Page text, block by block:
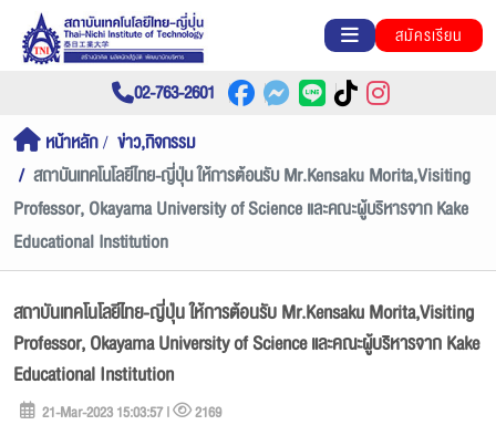
สมัครเรียน
02-763-2601
หน้าหลัก
ข่าว,กิจกรรม
สถาบันเทคโนโลยีไทย-ญี่ปุ่น ให้การต้อนรับ Mr.Kensaku Morita,Visiting
Professor, Okayama University of Science และคณะผู้บริหารจาก Kake
Educational Institution
สถาบันเทคโนโลยีไทย-ญี่ปุ่น ให้การต้อนรับ Mr.Kensaku Morita,Visiting
Professor, Okayama University of Science และคณะผู้บริหารจาก Kake
Educational Institution
21-Mar-2023 15:03:57 | 2169